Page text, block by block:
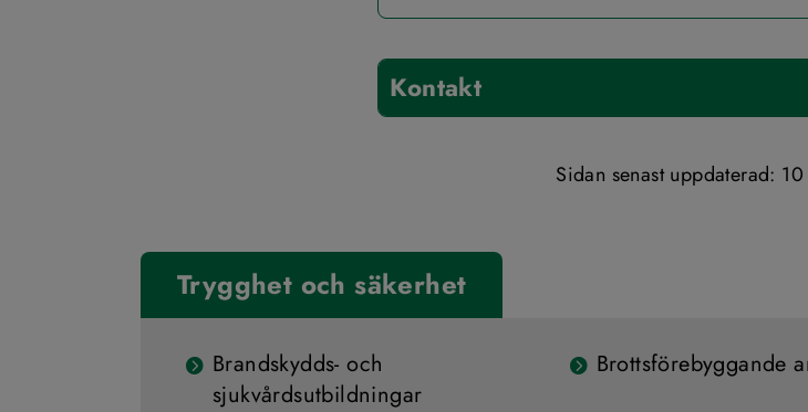
Kontakt
Sidan senast uppdaterad:
Trygghet och säkerhet
Brandskydds- och
sjukvårdsutbildningar
Brottsförebyggande